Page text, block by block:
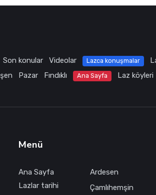
Son konular Videolar Lazca konuşmalar
Pazar Fındıklı Ana Sayfa Laz köyleri
Menü
Ana Sayfa
Lazlar tarihi
Ardesen
Çamlıhemşin